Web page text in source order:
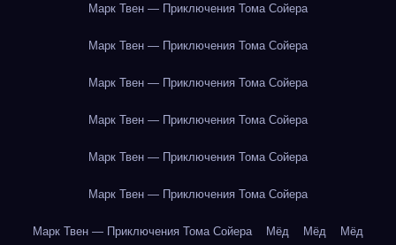
Марк Твен — Приключения Тома Сойера
Марк Твен — Приключения Тома Сойера
Марк Твен — Приключения Тома Сойера
Марк Твен — Приключения Тома Сойера
Марк Твен — Приключения Тома Сойера
Марк Твен — Приключения Тома Сойера
Марк Твен — Приключения Тома Сойера Мёд Мёд Мёд